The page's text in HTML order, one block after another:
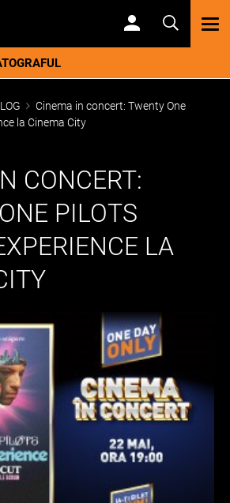
Cinema in concert: Twenty One
la Cinema City
CONCERT:
PILOTS
LA